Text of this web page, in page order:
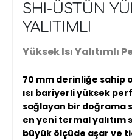
SHI-ÜSTÜN
YALITIMLI
Yüksek Isı Yalıtımlı
70 mm derinliğe sahip
ısı bariyerli yüksek
sağlayan bir doğrama
en yeni termal yalıtım
büyük ölçüde aşar ve